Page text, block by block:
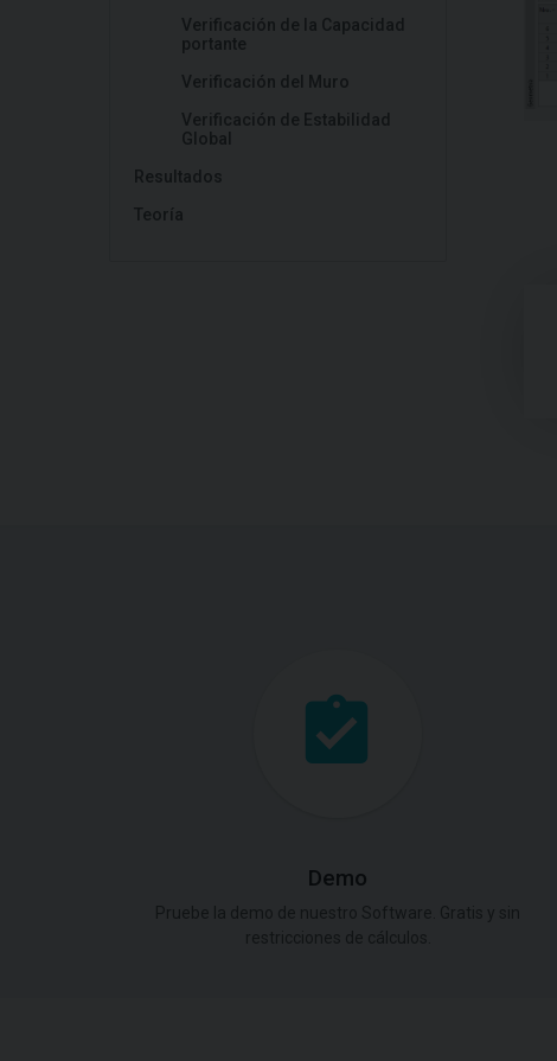
Verificación de la Capacidad
portante
Verificación del Muro
Verificación de Estabilidad
Global
Resultados
Teoría
Demo